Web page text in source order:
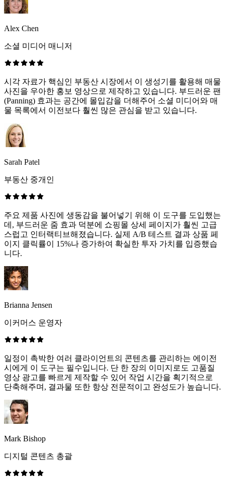
Alex Chen
소셜 미디어 매니저
시각 자료가 핵심인 부동산 시장에서 이 생성기를 활용해 매물
사진을 우아한 홍보 영상으로 제작하고 있습니다. 부드러운 팬
(Panning) 효과는 공간에 몰입감을 더해주어 소셜 미디어와 매
물 목록에서 이전보다 훨씬 많은 관심을 받고 있습니다.
Sarah Patel
부동산 중개인
주요 제품 사진에 생동감을 불어넣기 위해 이 도구를 도입했는
데, 부드러운 줌 효과 덕분에 쇼핑몰 상세 페이지가 훨씬 고급
스럽고 인터랙티브해졌습니다. 실제 A/B 테스트 결과 상품 페
이지 클릭률이 15%나 증가하여 확실한 투자 가치를 입증했습
니다.
Brianna Jensen
이커머스 운영자
일정이 촉박한 여러 클라이언트의 콘텐츠를 관리하는 에이전
시에게 이 도구는 필수입니다. 단 한 장의 이미지로도 고품질
영상 광고를 빠르게 제작할 수 있어 작업 시간을 획기적으로
단축해주며, 결과물 또한 항상 전문적이고 완성도가 높습니다.
Mark Bishop
디지털 콘텐츠 총괄